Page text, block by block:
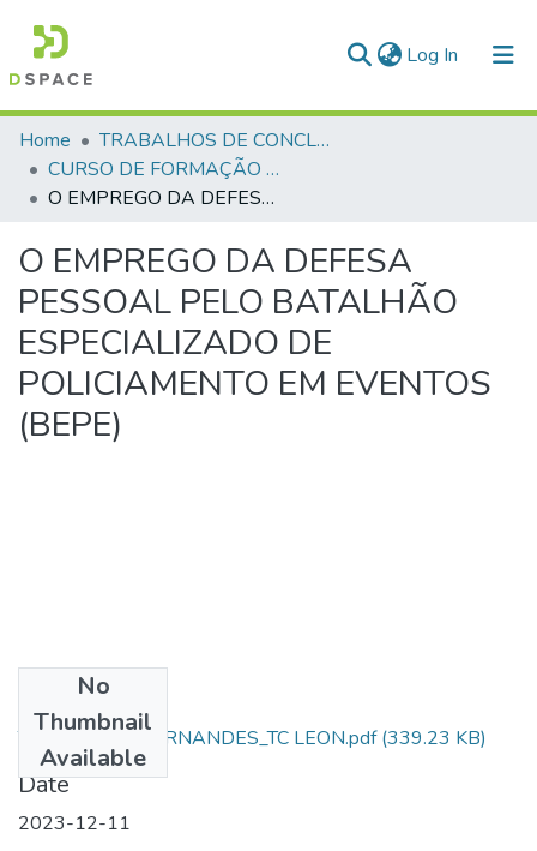
Log In (current)
Communities & Collections
All of DSpace
Home
TRABALHOS DE CONCLUSÃO DE CURSO - CFP (CURSO DE FORMAÇÃO DE PRAÇAS)
CURSO DE FORMAÇÃO DE PRAÇAS - CFP - 2023
O EMPREGO DA DEFESA PESSOAL PELO BATALHÃO ESPECIALIZADO DE POLICIAMENTO EM EVENTOS (BEPE)
O EMPREGO DA DEFESA
PESSOAL PELO BATALHÃO
ESPECIALIZADO DE
POLICIAMENTO EM EVENTOS
(BEPE)
No
Thumbnail
Available
TCC_ AL SD J. FERNANDES_TC LEON.pdf(339.23 KB)
Date
2023-12-11